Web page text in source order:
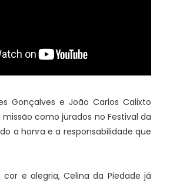
Gonçalves e João Carlos Calixto
como jurados no Festival da
a honra e a responsabilidade que
e alegria, Celina da Piedade já